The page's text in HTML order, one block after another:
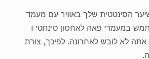
הסינטטית שלך באוויר עם מעמד
במעמדי פאה לאחסון סינתטי ו
אתה לא לובש לאחרונה. לפיכך, צורת